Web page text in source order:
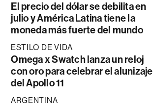
El precio del dólar se debilita en
julio y América Latina tiene la
moneda más fuerte del mundo
ESTILO DE VIDA
Omega x Swatch lanza un reloj
con oro para celebrar el alunizaje
del Apollo 11
ARGENTINA